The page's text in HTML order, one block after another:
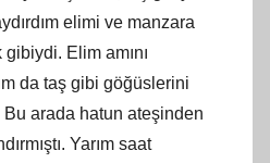
elimi ve manzara
gibiydi. Elim amını
da taş gibi göğüslerini
arada hatun ateşinden
Yarım saat